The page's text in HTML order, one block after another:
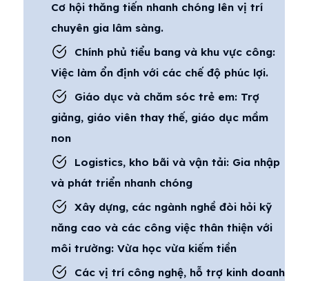
Cơ hội thăng tiến nhanh chóng lên vị trí
chuyên gia lâm sàng.
Chính phủ tiểu bang và khu vực công:
Việc làm ổn định với các chế độ phúc lợi.
Giáo dục và chăm sóc trẻ em: Trợ
giảng, giáo viên thay thế, giáo dục mầm
non
Logistics, kho bãi và vận tải: Gia nhập
và phát triển nhanh chóng
Xây dựng, các ngành nghề đòi hỏi kỹ
năng cao và các công việc thân thiện với
môi trường: Vừa học vừa kiếm tiền
Các vị trí công nghệ, hỗ trợ kinh doanh